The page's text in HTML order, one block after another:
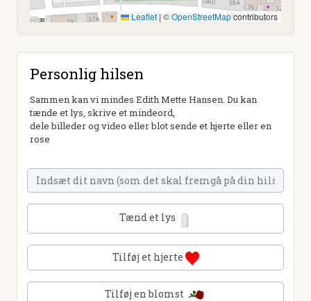
Leaflet | ©OpenStreetMapcontributors
Personlig hilsen
Sammen kan vi mindes Edith Mette Hansen. Du kan
tænde et lys, skrive et mindeord,
dele billeder og video eller blot sende et hjerte eller en
rose
Tænd et lys
Tilføj et hjerte
Tilføj en blomst